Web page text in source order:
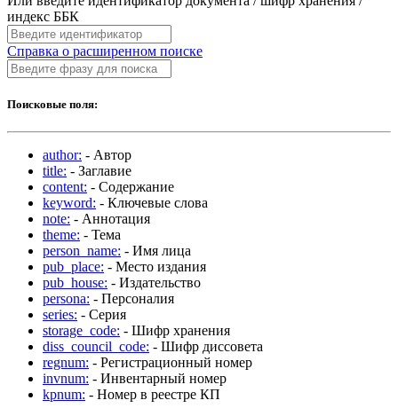
индекс ББК
Справка о расширенном поиске
Поисковые поля:
author: - Автор
title: - Заглавие
content: - Содержание
keyword: - Ключевые слова
note: - Аннотация
theme: - Тема
person_name: - Имя лица
pub_place: - Место издания
pub_house: - Издательство
persona: - Персоналия
series: - Серия
storage_code: - Шифр хранения
diss_council_code: - Шифр диссовета
regnum: - Регистрационный номер
invnum: - Инвентарный номер
kpnum: - Номер в реестре КП